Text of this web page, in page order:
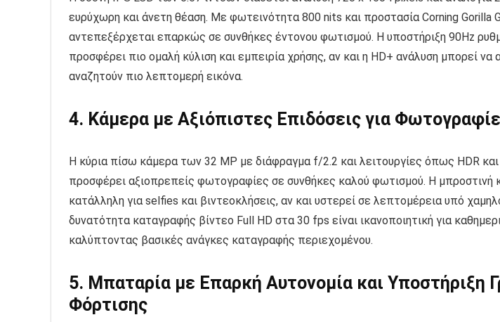
ευρύχωρη και άνετη θέαση. Με φωτεινότητα 800 nits και προστασία Corning Gorilla
αντεπεξέρχεται επαρκώς σε συνθήκες έντονου φωτισμού. Η υποστήριξη 90Hz
προσφέρει πιο ομαλή κύλιση και εμπειρία χρήσης, αν και η HD+ ανάλυση μπορεί να
αναζητούν πιο λεπτομερή εικόνα.
4. Κάμερα με Αξιόπιστες Επιδόσεις για
Η κύρια πίσω κάμερα των 32 MP με διάφραγμα f/2.2 και λειτουργίες όπως HDR
προσφέρει αξιοπρεπείς φωτογραφίες σε συνθήκες καλού φωτισμού. Η μπροστινή
κατάλληλη για selfies και βιντεοκλήσεις, αν και υστερεί σε λεπτομέρεια υπό
δυνατότητα καταγραφής βίντεο Full HD στα 30 fps είναι ικανοποιητική για
καλύπτοντας βασικές ανάγκες καταγραφής περιεχομένου.
5. Μπαταρία με Επαρκή Αυτονομία και Υποστήριξη
Φόρτισης